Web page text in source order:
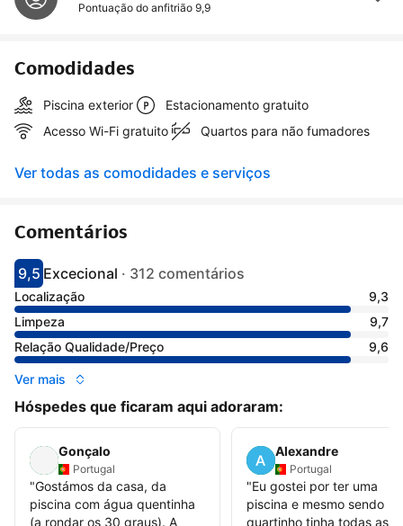
Pontuação do anfitrião 9,9
Comodidades
Piscina exterior
Estacionamento gratuito
Acesso Wi-Fi gratuito
Quartos para não fumadores
Ver todas as comodidades e serviços
Comentários
Pontuado com 9.5
9,5
Avaliado como excecional
Excecional · 312 comentários
Localização
9,3
Limpeza
9,7
Relação Qualidade/Preço
9,6
Ver mais
Hóspedes que ficaram aqui adoraram:
Gonçalo
Portugal
"Gostámos da casa, da
piscina com água quentinha
(a rondar os 30 graus). A
Alexandre
Portugal
"Eu gostei por ter uma
piscina e mesmo sendo
quartinho tinha todas as